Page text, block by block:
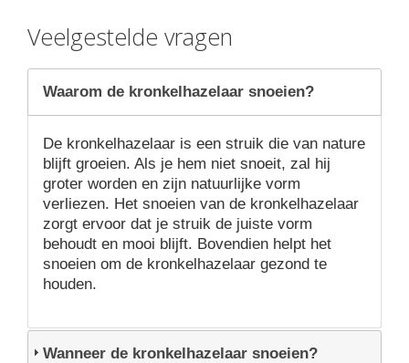
Veelgestelde vragen
Waarom de kronkelhazelaar snoeien?
De kronkelhazelaar is een struik die van nature
blijft groeien. Als je hem niet snoeit, zal hij
groter worden en zijn natuurlijke vorm
verliezen. Het snoeien van de kronkelhazelaar
zorgt ervoor dat je struik de juiste vorm
behoudt en mooi blijft. Bovendien helpt het
snoeien om de kronkelhazelaar gezond te
houden.
Wanneer de kronkelhazelaar snoeien?